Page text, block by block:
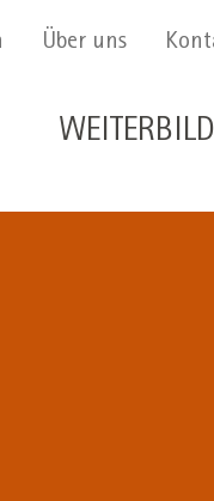
Über uns
de